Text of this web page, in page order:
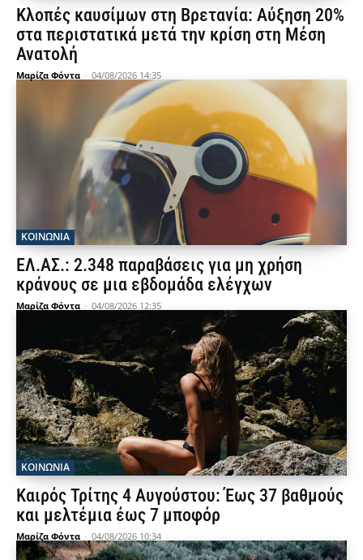
Κλοπές καυσίμων στη Βρετανία: Αύξηση 20%
στα περιστατικά μετά την κρίση στη Μέση
Ανατολή
Μαρίζα Φόντα - 04/08/2026 14:35
ΚΟΙΝΩΝΙΑ
ΕΛ.ΑΣ.: 2.348 παραβάσεις για μη χρήση
κράνους σε μια εβδομάδα ελέγχων
Μαρίζα Φόντα - 04/08/2026 12:35
ΚΟΙΝΩΝΙΑ
Καιρός Τρίτης 4 Αυγούστου: Έως 37 βαθμούς
και μελτέμια έως 7 μποφόρ
Μαρίζα Φόντα - 04/08/2026 10:34